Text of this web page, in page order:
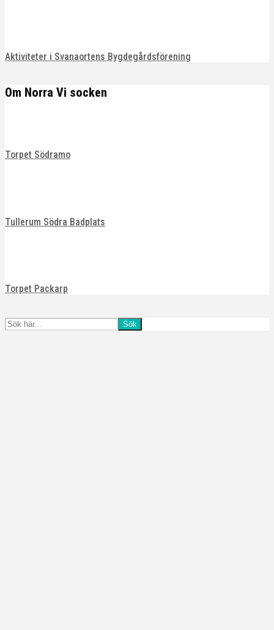
Aktiviteter i Svanaortens Bygdegårdsförening
Om Norra Vi socken
Torpet Södramo
Tullerum Södra Badplats
Torpet Packarp
Sök